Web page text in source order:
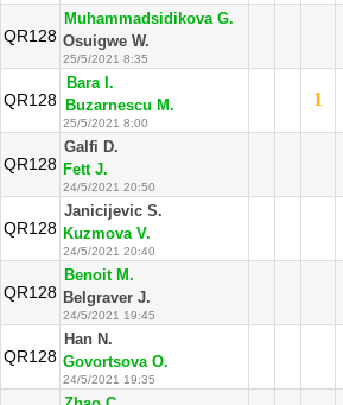
QR128
Muhammadsidikova G.
Osuigwe W.
25/5/2021 8:35
QR128
Bara I.
Buzarnescu M.
25/5/2021 8:00
1
QR128
Galfi D.
Fett J.
24/5/2021 20:50
QR128
Janicijevic S.
Kuzmova V.
24/5/2021 20:40
QR128
Benoit M.
Belgraver J.
24/5/2021 19:45
QR128
Han N.
Govortsova O.
24/5/2021 19:35